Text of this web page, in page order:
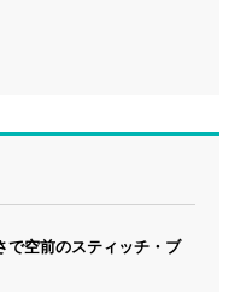
で空前のスティッチ・ブ